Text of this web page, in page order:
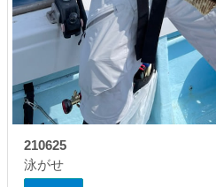
210625
泳がせ